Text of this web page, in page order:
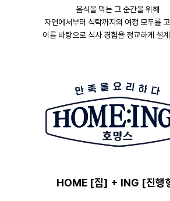
음식을 먹는 그 순간을 위해
자연에서부터 식탁까지의 여정 모두를
이를 바탕으로 식사 경험을 정교하게 설
HOME [집] + ING [진행